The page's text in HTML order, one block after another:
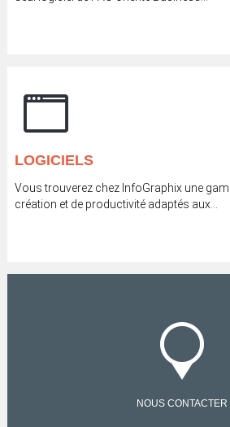
LOGICIELS
Vous trouverez chez InfoGraphix une
création et de productivité adaptés aux...
NOUS CONTACTER